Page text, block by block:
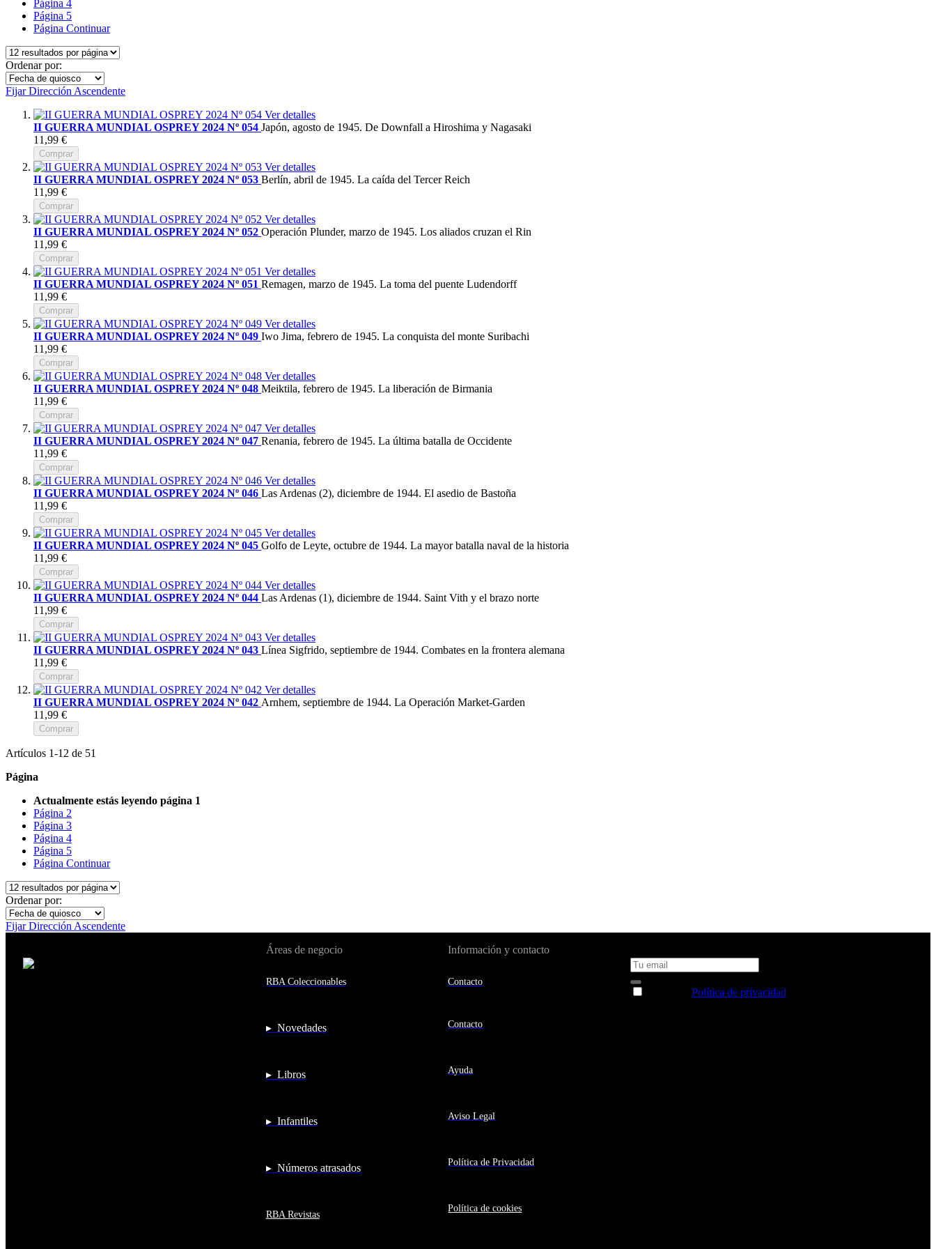
Página 4
Página 5
Página Continuar
Ordenar por:
Fijar Dirección Ascendente
Ver detalles
II GUERRA MUNDIAL OSPREY 2024 Nº 054 Japón, agosto de 1945. De Downfall a Hiroshima y Nagasaki
11,99 €
Comprar
Ver detalles
II GUERRA MUNDIAL OSPREY 2024 Nº 053 Berlín, abril de 1945. La caída del Tercer Reich
11,99 €
Comprar
Ver detalles
II GUERRA MUNDIAL OSPREY 2024 Nº 052 Operación Plunder, marzo de 1945. Los aliados cruzan el Rin
11,99 €
Comprar
Ver detalles
II GUERRA MUNDIAL OSPREY 2024 Nº 051 Remagen, marzo de 1945. La toma del puente Ludendorff
11,99 €
Comprar
Ver detalles
II GUERRA MUNDIAL OSPREY 2024 Nº 049 Iwo Jima, febrero de 1945. La conquista del monte Suribachi
11,99 €
Comprar
Ver detalles
II GUERRA MUNDIAL OSPREY 2024 Nº 048 Meiktila, febrero de 1945. La liberación de Birmania
11,99 €
Comprar
Ver detalles
II GUERRA MUNDIAL OSPREY 2024 Nº 047 Renania, febrero de 1945. La última batalla de Occidente
11,99 €
Comprar
Ver detalles
II GUERRA MUNDIAL OSPREY 2024 Nº 046 Las Ardenas (2), diciembre de 1944. El asedio de Bastoña
11,99 €
Comprar
Ver detalles
II GUERRA MUNDIAL OSPREY 2024 Nº 045 Golfo de Leyte, octubre de 1944. La mayor batalla naval de la historia
11,99 €
Comprar
Ver detalles
II GUERRA MUNDIAL OSPREY 2024 Nº 044 Las Ardenas (1), diciembre de 1944. Saint Vith y el brazo norte
11,99 €
Comprar
Ver detalles
II GUERRA MUNDIAL OSPREY 2024 Nº 043 Línea Sigfrido, septiembre de 1944. Combates en la frontera alemana
11,99 €
Comprar
Ver detalles
II GUERRA MUNDIAL OSPREY 2024 Nº 042 Arnhem, septiembre de 1944. La Operación Market-Garden
11,99 €
Comprar
Artículos 1-12 de 51
Página
Actualmente estás leyendo página 1
Página 2
Página 3
Página 4
Página 5
Página Continuar
Ordenar por:
Fijar Dirección Ascendente
Áreas de negocio
RBA Coleccionables
▸ Novedades
▸ Libros
▸ Infantiles
▸ Números atrasados
RBA Revistas
Información y contacto
Contacto
Contacto
Ayuda
Aviso Legal
Política de Privacidad
Política de cookies
Política de privacidad